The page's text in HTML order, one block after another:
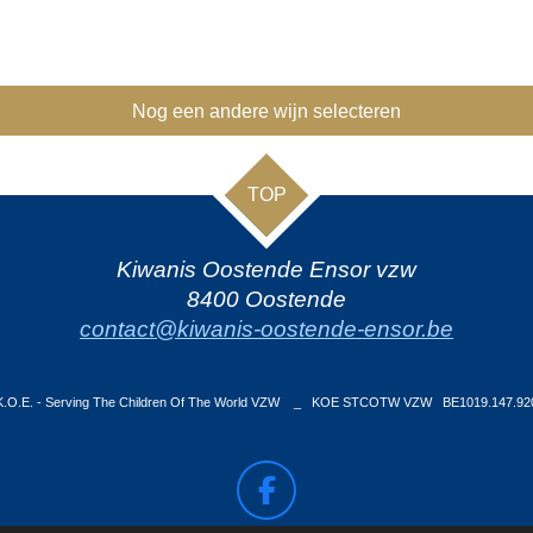
Nog een andere wijn selecteren
TOP
Kiwanis Oostende Ensor vzw
8400 Oostende
contact@kiwanis-oostende-ensor.be
- Serving The Children Of The World VZW _ KOE STCOTW VZW
F